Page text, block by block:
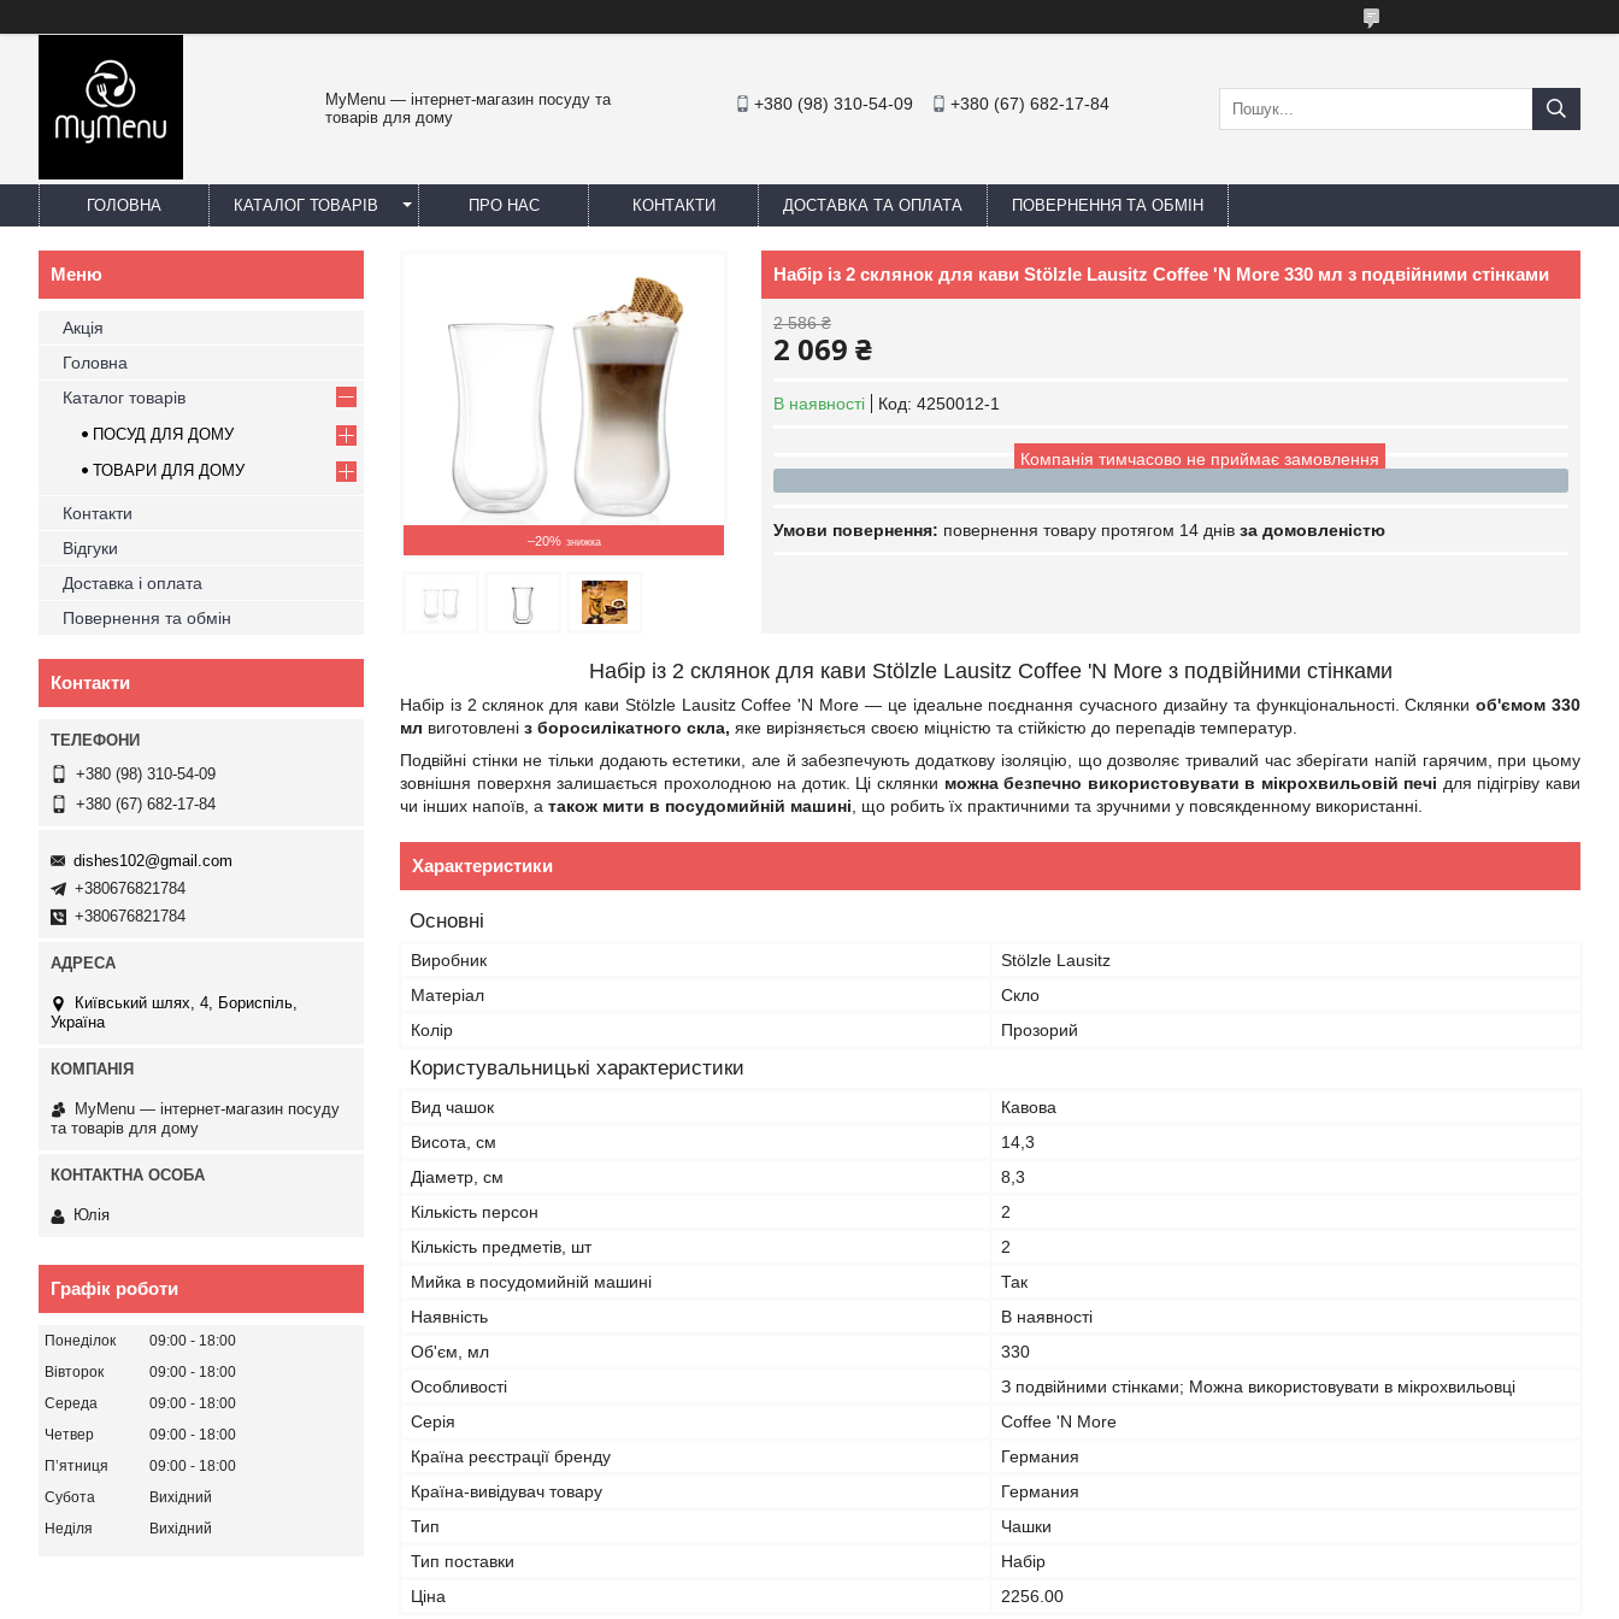
MyMenu — інтернет-магазин посуду та
товарів для дому
+380 (98) 310-54-09 +380 (67) 682-17-84
ГОЛОВНА КАТАЛОГ ТОВАРІВ ПРО НАС КОНТАКТИ ДОСТАВКА ТА ОПЛАТА ПОВЕРНЕННЯ ТА ОБМІН
–20%
Набір із 2 склянок для кави Stölzle Lausitz Coffee 'N More 330 мл з подвійними стінками
2 586 ₴
2 069 ₴
В наявності Код: 4250012-1
Компанія тимчасово не приймає замовлення
повернення товару протягом 14 днів за домовленістю
Набір із 2 склянок для кави Stölzle Lausitz Coffee 'N More з подвійними стінками
Набір із 2 склянок для кави Stölzle Lausitz Coffee 'N More — це ідеальне поєднання сучасного дизайну та функціональності. Склянкиоб'ємом 330
мл виготовлені з боросилікатного скла, яке вирізняється своєю міцністю та стійкістю до перепадів температур.
Подвійні стінки не тільки додають естетики, але й забезпечують додаткову ізоляцію, що дозволяє тривалий час зберігати напій гарячим, при цьому
зовнішня поверхня залишається прохолодною на дотик. Ці склянки можна безпечно використовувати в мікрохвильовій печі для підігріву кави
чи інших напоїв, а також мити в посудомийній машині , що робить їх практичними та зручними у повсякденному використанні.
Характеристики
Основні
Виробник
Stölzle Lausitz
Матеріал
Скло
Колір
Прозорий
Користувальницькі характеристики
Вид чашок
Кавова
Висота, см
14,3
Діаметр, см
8,3
Кількість персон
2
Кількість предметів, шт
2
Мийка в посудомийній машині
Так
Наявність
В наявності
Об'єм, мл
330
Особливості
З подвійними стінками; Можна використовувати в мікрохвильовці
Серія
Coffee 'N More
Країна реєстрації бренду
Германия
Країна-вивідувач товару
Германия
Тип
Чашки
Тип поставки
Набір
Ціна
2256.00
Акція
Головна
Каталог товарів
ПОСУД ДЛЯ ДОМУ
ТОВАРИ ДЛЯ ДОМУ
Контакти
Відгуки
Доставка і оплата
Повернення та обмін
Контакти
+380 (98) 310-54-09
+380 (67) 682-17-84
dishes102@gmail.com
+380676821784
+380676821784
Київський шлях, 4, Бориспіль,
Україна
MyMenu — інтернет-магазин посуду
та товарів для дому
Юлія
Графік роботи
Понеділок 09:00
18:00
Вівторок
09:00
18:00
Середа
09:00
18:00
Четвер
09:00
18:00
Пʼятниця
09:00
18:00
Субота
Вихідний
Неділя
Вихідний